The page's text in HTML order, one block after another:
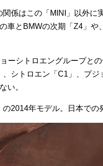
関係はこの「MINI」以外に
車とBMWの次期「Z4」
ーシトロエングループと
、シトロエン「C1」、プ
い。
2014年モデル。日本での